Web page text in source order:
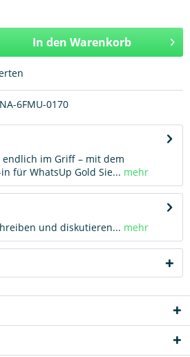
In den Warenkorb
NA-6FMU-0170
im Griff – mit dem
für WhatsUp Gold Sie... mehr
und diskutieren... mehr